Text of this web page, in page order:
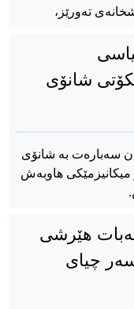
تەورێز،
شانۆی
سەبارەت بە شانۆی
میکانیزمێکی هاوبەش
هێرشی
سه‌ر چیای